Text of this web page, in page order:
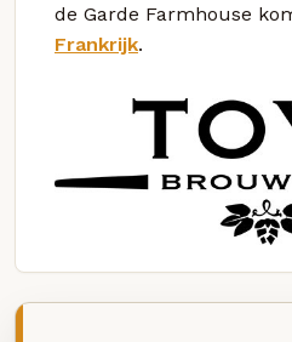
de Garde Farmhouse
Frankrijk.